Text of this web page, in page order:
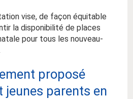
vise, de façon équitable
la disponibilité de places
pour tous les nouveau-
proposé
jeunes parents en